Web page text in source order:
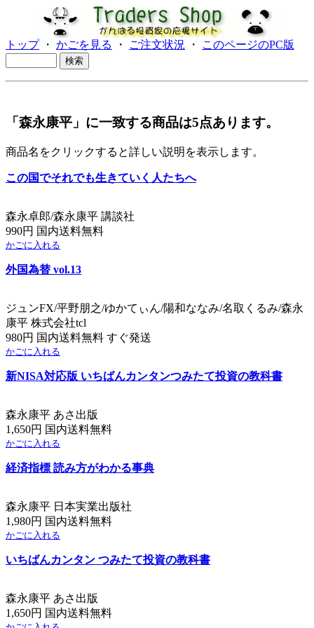
トップ・ かごを見る ・ ご注文状況 ・ このページのPC版
「森永康平」に一致する商品は5点あります。
商品名をクリックすると詳しい説明を表示します。
この国でそれでも生きていく人たちへ
森永卓郎/森永康平 講談社
990円 国内送料無料
かごに入れる
外国為替 vol.13
ジュンFX/平野朋之/ゆかてぃん/陽和ななみ/名取くるみ/森永
康平 株式会社tcl
980円 国内送料無料 すぐ発送
かごに入れる
新NISA対応版 いちばんカンタンつみたて投資の教科書
森永康平 あさ出版
1,650円 国内送料無料
かごに入れる
経済指標 読み方がわかる事典
森永康平 日本実業出版社
1,980円 国内送料無料
かごに入れる
いちばんカンタン つみたて投資の教科書
森永康平 あさ出版
1,650円 国内送料無料